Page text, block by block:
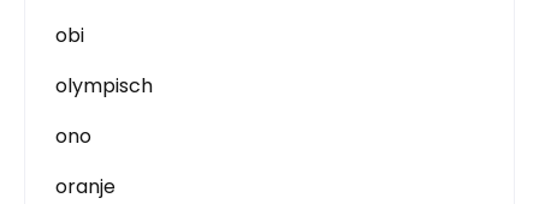
obi
olympisch
ono
oranje